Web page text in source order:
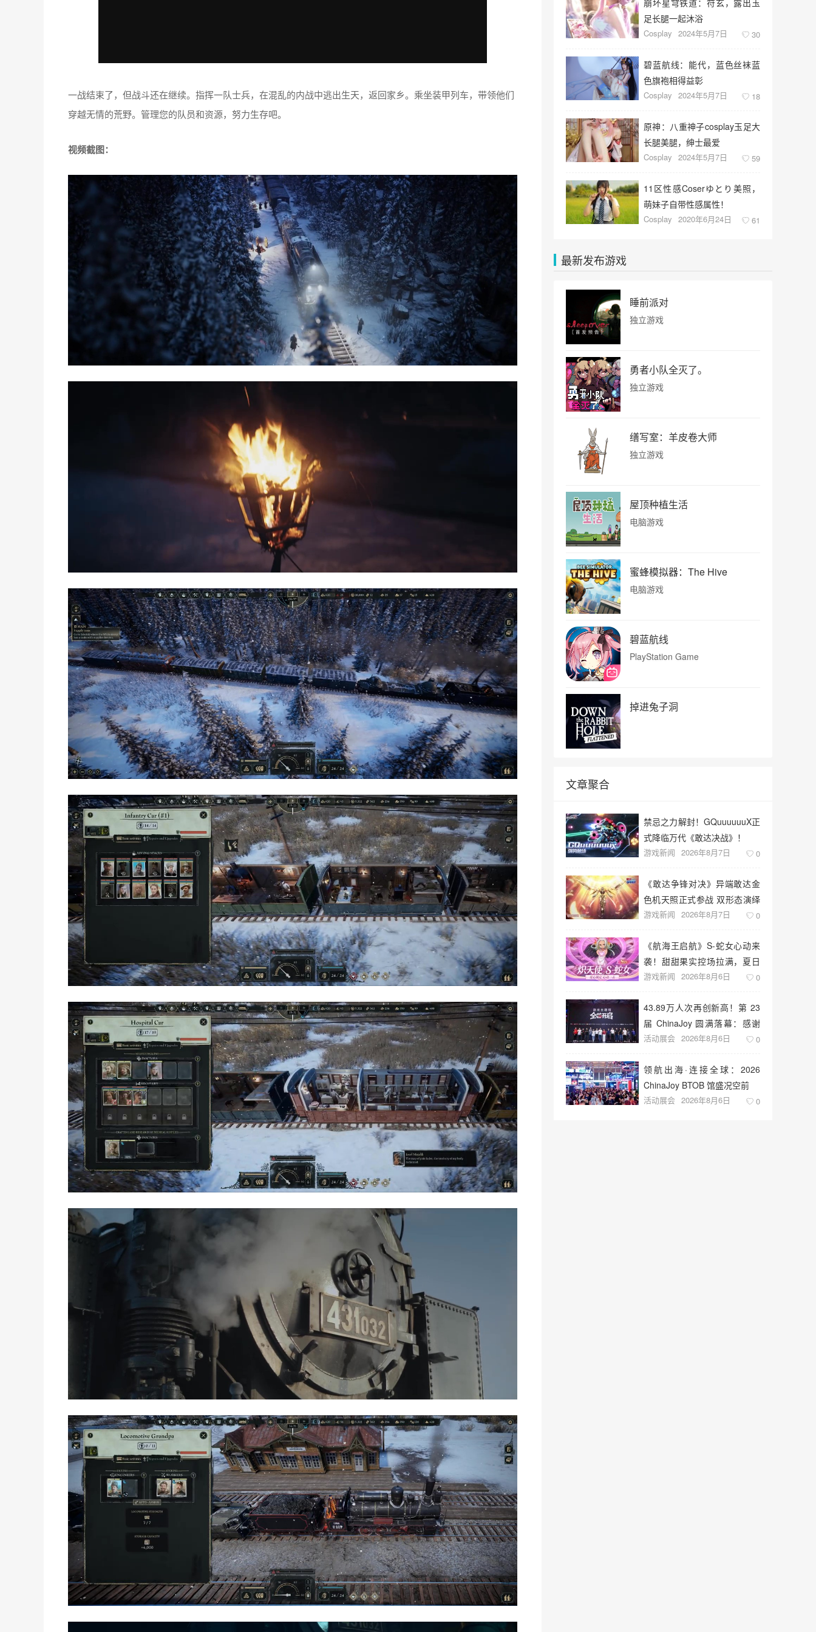
一战结束了，但战斗还在继续。指挥一队士兵，在混乱的内战中逃出生天，返回家乡。乘坐装甲列车，带领他们
穿越无情的荒野。管理您的队员和资源，努力生存吧。
视频截图：
崩坏星穹铁道：符玄，露出玉
足长腿一起沐浴
Cosplay 2024年5月7日 30
碧蓝航线：能代，蓝色丝袜蓝
色旗袍相得益彰
Cosplay 2024年5月7日 18
原神：八重神子cosplay玉足大
长腿美腿，绅士最爱
Cosplay 2024年5月7日 59
11区性感Coserゆとり美照，
萌妹子自带性感属性！
Cosplay 2020年6月24日 61
最新发布游戏
睡前派对
独立游戏
勇者小队全灭了。
独立游戏
缮写室：羊皮卷大师
独立游戏
屋顶种植生活
电脑游戏
蜜蜂模拟器：The Hive
电脑游戏
碧蓝航线
PlayStation Game
掉进兔子洞
文章聚合
禁忌之力解封！GQuuuuuuX正
式降临万代《敢达决战》！
游戏新闻 2026年8月7日 0
《敢达争锋对决》异端敢达金
色机天照正式参战 双形态演绎
空中战技
游戏新闻 2026年8月7日 0
《航海王启航》S-蛇女心动来
袭！甜甜果实控场拉满，夏日
盛宴开启
游戏新闻 2026年8月6日 0
43.89万人次再创新高！第 23
届 ChinaJoy 圆满落幕：感谢
有你，共赴这场“与 AI 同游”的
活动展会 2026年8月6日 0
领航出海·连接全球：2026
ChinaJoy BTOB 馆盛况空前
活动展会 2026年8月6日 0